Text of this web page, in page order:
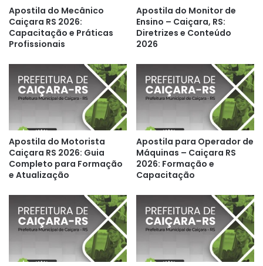
Apostila do Mecânico
Caiçara RS 2026:
Capacitação e Práticas
Profissionais
Apostila do Monitor de
Ensino – Caiçara, RS:
Diretrizes e Conteúdo
2026
Apostila do Motorista
Caiçara RS 2026: Guia
Completo para Formação
e Atualização
Apostila para Operador de
Máquinas – Caiçara RS
2026: Formação e
Capacitação